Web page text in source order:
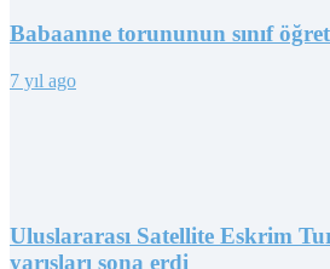
Babaanne torununun sınıf
7 yıl ago
Uluslararası Satellite Eskrim
yarışları sona erdi